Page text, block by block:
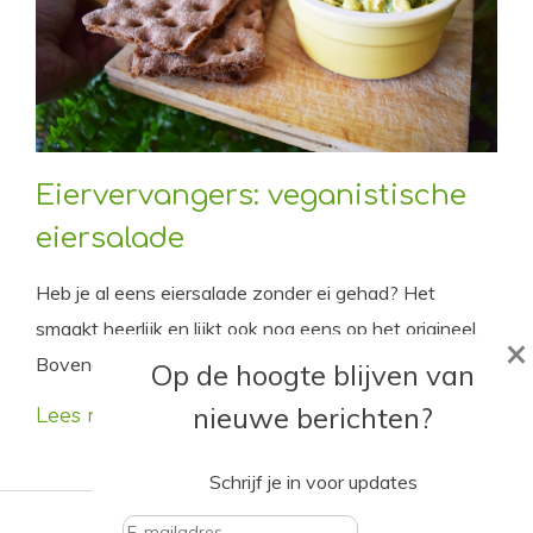
Eiervervangers: veganistische
eiersalade
Heb je al eens eiersalade zonder ei gehad? Het
smaakt heerlijk en lijkt ook nog eens op het origineel.
Bovendien kun je het supermakkelijk zelf maken.
Lees meer
Op de hoogte blijven van
nieuwe berichten?
Schrijf je in voor updates
×